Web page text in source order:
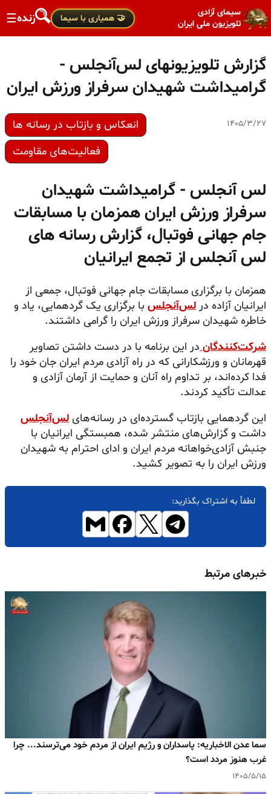
سیمای آزادی
تلویزیون ملی ایران
🤝 همیاری با سیما زنده☰
گزارش تلویزیونهای لس‌آنجلس -
گرامیداشت شهیدان سرفراز ورزش ایران
۱۴۰۵/۳/۲۷
انعکاس و بازتاب در رسانه ها
فعالیت‌های مقاومت
لس آنجلس - گرامیداشت شهیدان
سرفراز ورزش ایران همزمان با مسابقات
جام جهانی فوتبال، گزارش رسانه های
لس آنجلس از تجمع ایرانیان
همزمان با برگزاری مسابقات جام جهانی فوتبال، جمعی از
ایرانیان آزاده در لس‌آنجلس با برگزاری یک گردهمایی، یاد و
خاطره شهیدان سرفراز ورزش ایران را گرامی داشتند.
شرکت‌کنندگاندر این برنامه با در دست داشتن تصاویر
قهرمانان و ورزشکارانی که در راه آزادی مردم ایران جان خود را
فدا کرده‌اند، بر تداوم راه آنان و حمایت از آرمان آزادی و
عدالت تأکید کردند.
این گردهمایی بازتاب گسترده‌ای در رسانه‌های لس‌آنجلس
داشت و گزارش‌های منتشر شده، همبستگی ایرانیان با
جنبش آزادی‌خواهانه مردم ایران و ادای احترام به شهیدان
ورزش ایران را به تصویر کشید.
لطفاً به اشتراک بگذارید:
خبرهای مرتبط
سما عدن الاخباریه: پاسداران و رژیم ایران از مردم خود می‌ترسند... چرا
غرب هنوز مردد است؟
۱۴۰۵/۵/۱۵